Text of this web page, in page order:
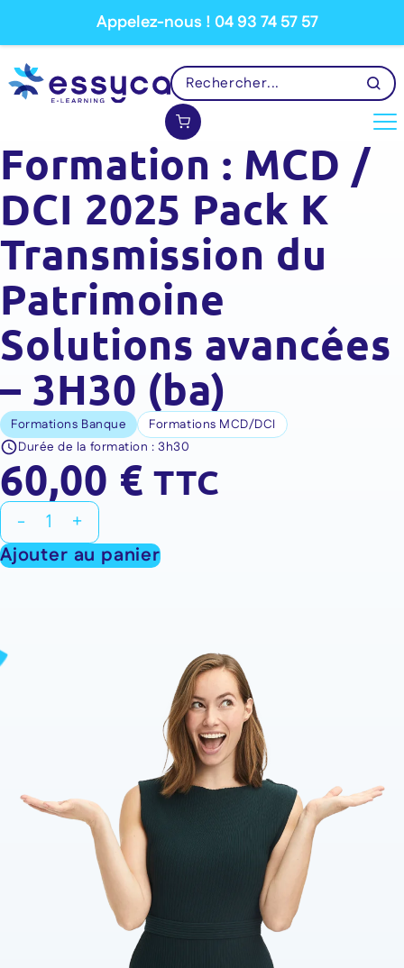
Appelez-nous ! 04 93 74 57 57
Formation : MCD /
DCI 2025 Pack K
Transmission du
Patrimoine
Solutions avancées
– 3H30 (ba)
Formations Banque
Formations MCD/DCI
Durée de la formation :3h30
60,00 € TTC
-
quantité
de
Formation
Solutions
avancées
+
Ajouter au panier